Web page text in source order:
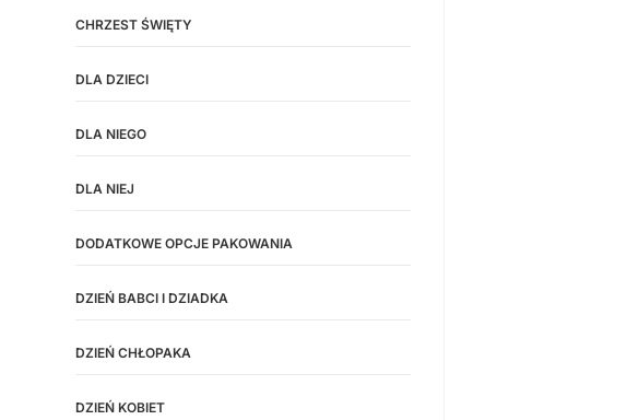
CHRZEST ŚWIĘTY
DLA DZIECI
DLA NIEGO
DLA NIEJ
DODATKOWE OPCJE PAKOWANIA
DZIEŃ BABCI I DZIADKA
DZIEŃ CHŁOPAKA
DZIEŃ KOBIET